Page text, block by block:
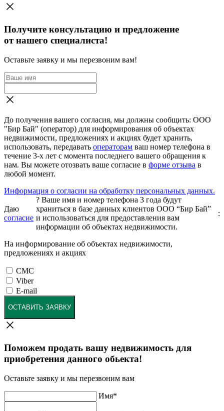
Получите консультацию и предложение
от нашего специалиста!
Оставьте заявку и мы перезвоним вам!
До получения вашего согласия, мы должны сообщить: ООО
"Бир Бай" (оператор) для информирования об объектах
недвижимости, предложениях и акциях будет хранить,
использовать, передавать операторам ваш номер телефона в
течение 3-х лет с момента последнего вашего обращения к
нам. Вы можете отозвать ваше согласие в форме отзыва в
любой момент.
Информация о согласии на обработку персональных данных.
Даю
согласие
? Ваше имя и номер телефона 3 года будут
храниться в базе данных клиентов ООО “Бир Бай”
и использоваться для предоставления вам
информации об объектах недвижимости.
:
На информирование об объектах недвижимости,
предложениях и акциях
СМС
Viber
E-mail
ОСТАВИТЬ ЗАЯВКУ
Поможем продать вашу недвижимость для
приобретения данного обьекта!
Оставьте заявку и мы перезвоним вам
Имя*